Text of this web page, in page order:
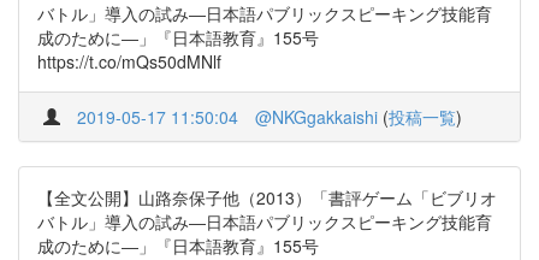
バトル」導入の試み―日本語パブリックスピーキング技能育
成のために―」『日本語教育』155号
https://t.co/mQs50dMNlf
2019-05-17 11:50:04 @NKGgakkaishi (投稿一覧)
【全文公開】山路奈保子他（2013）「書評ゲーム「ビブリオ
バトル」導入の試み―日本語パブリックスピーキング技能育
成のために―」『日本語教育』155号